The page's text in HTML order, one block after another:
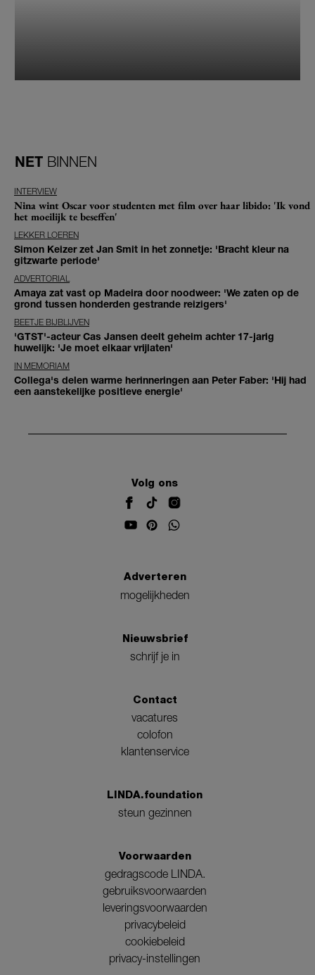
NET BINNEN
INTERVIEW
Nina wint Oscar voor studenten met film over haar libido: 'Ik vond
het moeilijk te beseffen'
LEKKER LOEREN
Simon Keizer zet Jan Smit in het zonnetje: 'Bracht kleur na
gitzwarte periode'
ADVERTORIAL
Amaya zat vast op Madeira door noodweer: 'We zaten op de
grond tussen honderden gestrande reizigers'
BEETJE BIJBLIJVEN
'GTST'-acteur Cas Jansen deelt geheim achter 17-jarig
huwelijk: 'Je moet elkaar vrijlaten'
IN MEMORIAM
Collega's delen warme herinneringen aan Peter Faber: 'Hij had
een aanstekelijke positieve energie'
Volg ons
Adverteren
mogelijkheden
Nieuwsbrief
schrijf je in
Contact
vacatures
colofon
klantenservice
LINDA.foundation
steun gezinnen
Voorwaarden
gedragscode LINDA.
gebruiksvoorwaarden
leveringsvoorwaarden
privacybeleid
cookiebeleid
privacy-instellingen